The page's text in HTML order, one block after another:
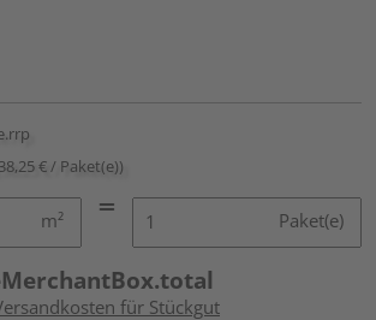
€ / Paket(e))
m² Paket(e)
für Stückgut